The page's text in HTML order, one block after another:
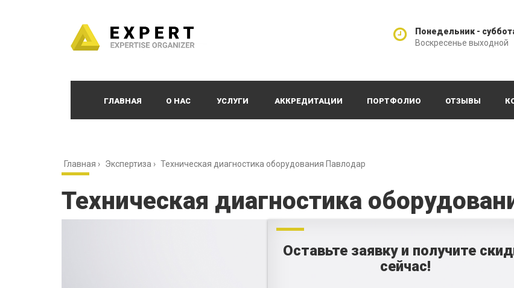
Понедельник -
Воскресенье выходной
ГЛАВНАЯ О НАС УСЛУГИ АККРЕДИТАЦИИ ПОРТФОЛИО ОТЗЫВЫ
Главная › Экспертиза › Техническая диагностика оборудования Павлодар
Техническая диагностика
Оставьте заявку и получите
сейчас!